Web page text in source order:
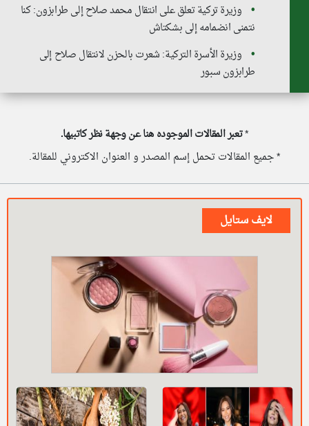
وزيرة تركية تعلق على انتقال محمد صلاح إلى طرابزون: كنا
نتمنى انضمامه إلى بشكتاش
وزيرة الأسرة التركية: شعرت بالحزن لانتقال صلاح إلى
طرابزون سبور
*تعبر المقالات الموجوده هنا عن وجهة نظر كاتبيها.
* جميع المقالات تحمل إسم المصدر و العنوان الاكتروني للمقالة.
لايف ستايل